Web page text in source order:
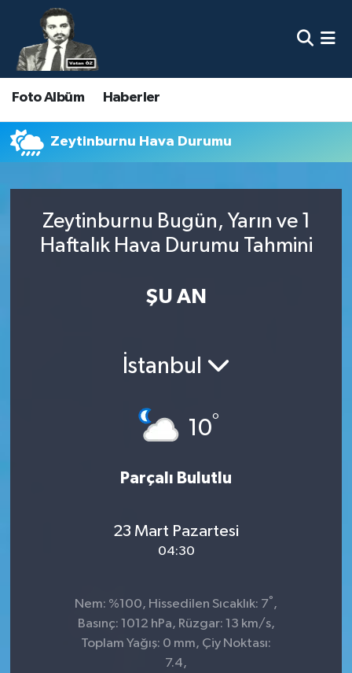
Foto Albüm Haberler
Zeytinburnu Hava Durumu
Zeytinburnu Bugün, Yarın ve 1
Haftalık Hava Durumu Tahmini
ŞU AN
İstanbul
10°
Parçalı Bulutlu
23 Mart Pazartesi
04:30
Nem: %100, Hissedilen Sıcaklık: 7° ,
Basınç: 1012 hPa, Rüzgar: 13 km/s,
Toplam Yağış: 0 mm, Çiy Noktası:
7.4,
Nöbetçi Eczaneler
Hava Durumu
Namaz Vakitleri
Süper Lig Puan Durumu ve Fikstür
Son Dakika Haberleri